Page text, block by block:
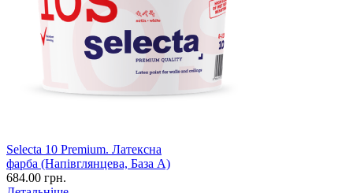
Selecta 10 Premium. Латексна
фарба (Напівглянцева, База А)
684.00 грн.